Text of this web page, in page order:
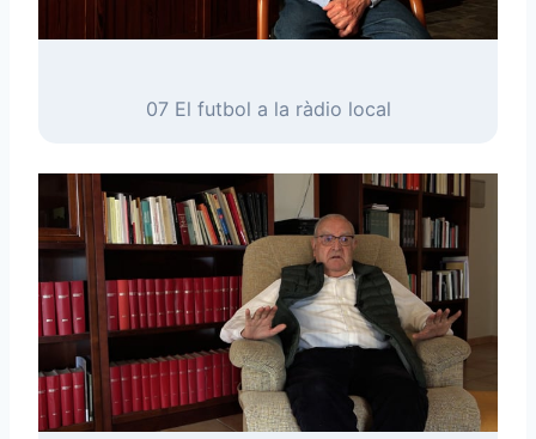
07 El futbol a la ràdio local